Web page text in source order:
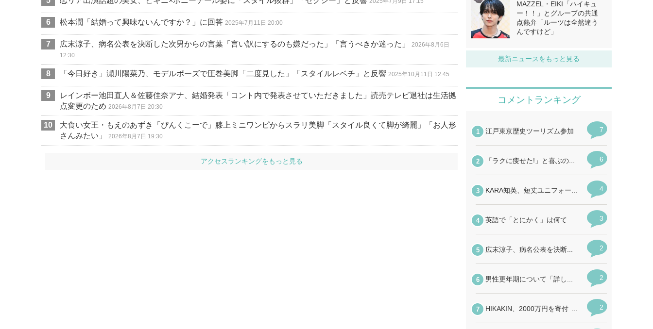
松本潤「結婚って興味ないんですか？」に回答 2025年7月11日 20:00
広末涼子、病名公表を決断した次男からの言葉「言い訳にするのも嫌だった」「言うべきか迷った」
2026年8月6日
12:30
「今日好き」瀬川陽菜乃、モデルポーズで圧巻美脚「二度見した」「スタイルレベチ」と反響 2025年10月11日 12:45
レインボー池田直人＆佐藤佳奈アナ、結婚発表「コント内で発表させていただきました」読売テレビ退社は生活拠
点変更のため 2026年8月7日 20:30
大食い女王・もえのあずき「ぴんくこーで」膝上ミニワンピからスラリ美脚「スタイル良くて脚が綺麗」「お人形
さんみたい」
2026年8月7日 19:30
アクセスランキングをもっと見る
MAZZEL・EIKI「ハイキュ
ー！！」とグループの共通
点熱弁「ルーツは全然違う
んですけど」
最新ニュースをもっと見る